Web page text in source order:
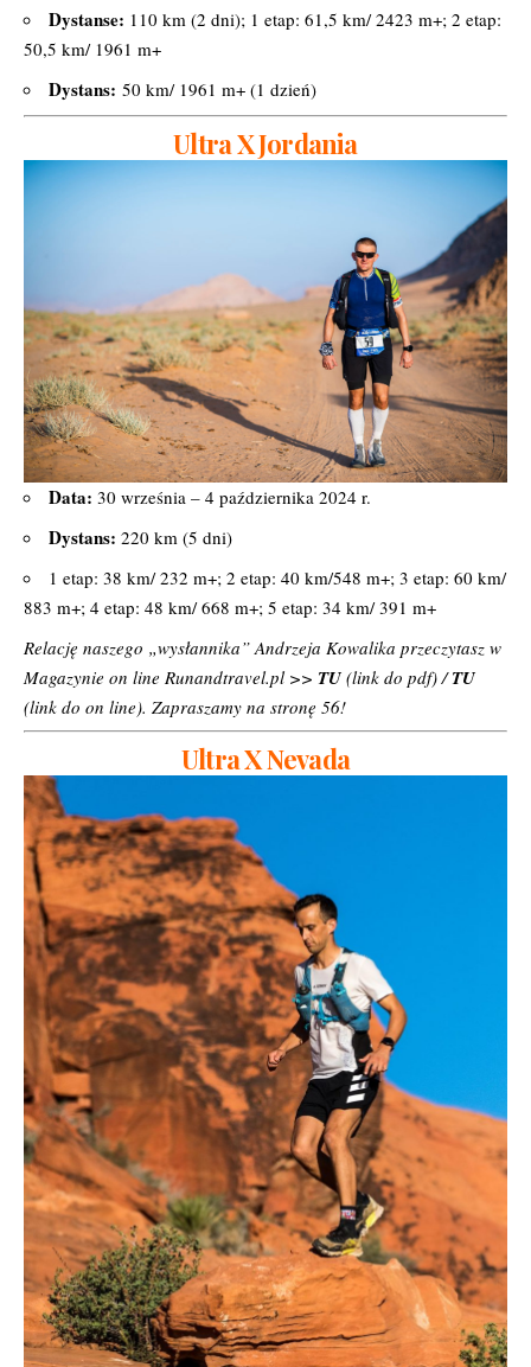
Dystanse: 110 km (2 dni); 1 etap: 61,5 km/ 2423 m+; 2 etap:
50,5 km/ 1961 m+
Dystans: 50 km/ 1961 m+ (1 dzień)
Ultra X Jordania
Data: 30 września – 4 października 2024 r.
Dystans: 220 km (5 dni)
1 etap: 38 km/ 232 m+; 2 etap: 40 km/548 m+; 3 etap: 60 km/
883 m+; 4 etap: 48 km/ 668 m+; 5 etap: 34 km/ 391 m+
Relację naszego „wysłannika” Andrzeja Kowalika przeczytasz w
Magazynie on line Runandtravel.pl >> TU (link do pdf) /TU
(link do on line). Zapraszamy na stronę 56!
Ultra X Nevada